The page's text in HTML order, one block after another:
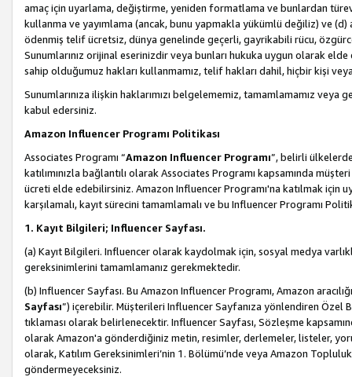
amaç için uyarlama, değiştirme, yeniden formatlama ve bunlardan türev
kullanma ve yayımlama (ancak, bunu yapmakla yükümlü değiliz) ve
ödenmiş telif ücretsiz, dünya genelinde geçerli, gayrikabili rücu,
Sunumlarınız orijinal eserinizdir veya bunları hukuka uygun olarak
sahip olduğumuz hakları kullanmamız, telif hakları dahil, hiçbir kişi
Sunumlarınıza ilişkin haklarımızı belgelememiz, tamamlamamız
kabul edersiniz.
Amazon Influencer Programı Politikası
Associates Programı “Amazon Influencer Programı”, belirli
katılımınızla bağlantılı olarak Associates Programı kapsamında
ücreti elde edebilirsiniz. Amazon Influencer Programı'na katılmak için
karşılamalı, kayıt sürecini tamamlamalı ve bu Influencer Programı
1. Kayıt Bilgileri; Influencer Sayfası.
(a) Kayıt Bilgileri. Influencer olarak kaydolmak için, sosyal medya
gereksinimlerini tamamlamanız gerekmektedir.
(b) Influencer Sayfası. Bu Amazon Influencer Programı, Amazon
Sayfası”) içerebilir. Müşterileri Influencer Sayfanıza yönlendiren Özel
tıklaması olarak belirlenecektir. Influencer Sayfası, Sözleşme
olarak Amazon'a gönderdiğiniz metin, resimler, derlemeler, listeler,
olarak, Katılım Gereksinimleri’nin 1. Bölümü’nde veya Amazon
göndermeyeceksiniz.